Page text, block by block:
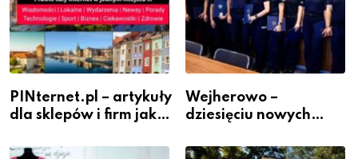
PINternet.pl – artykuły
dla sklepów i firm jako
widoczność
Wejherowo –
dziesięciu nowych
szeregach Komendy